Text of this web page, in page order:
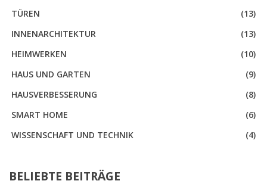
TÜREN
(13)
INNENARCHITEKTUR
(13)
HEIMWERKEN
(10)
HAUS UND GARTEN
(9)
HAUSVERBESSERUNG
(8)
SMART HOME
(6)
WISSENSCHAFT UND TECHNIK
(4)
BELIEBTE BEITRÄGE